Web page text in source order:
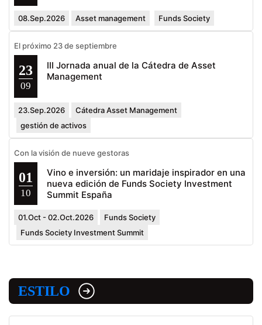
08.Sep.2026 Asset management Funds Society
El próximo 23 de septiembre
23
09
III Jornada anual de la Cátedra de Asset
Management
23.Sep.2026
Cátedra Asset Management
gestión de activos
Con la visión de nueve gestoras
01
10
Vino e inversión: un maridaje inspirador en una
nueva edición de Funds Society Investment
Summit España
01.Oct - 02.Oct.2026
Funds Society
Funds Society Investment Summit
ESTILO